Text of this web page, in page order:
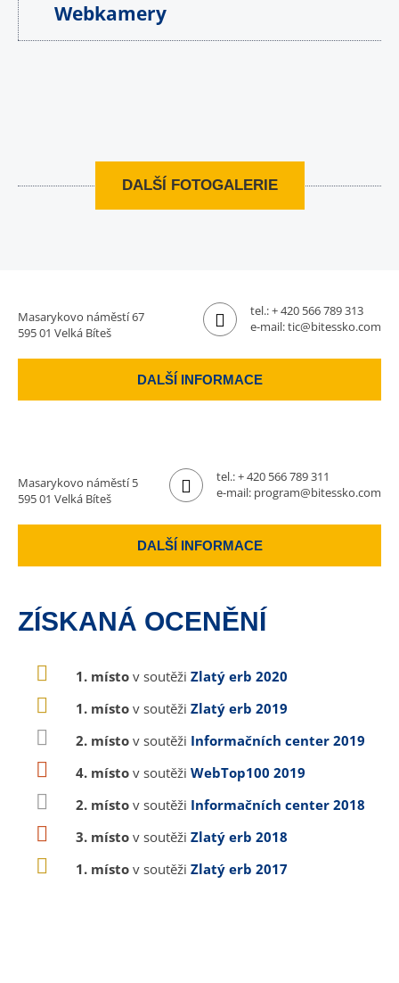
Webkamery
DALŠÍ FOTOGALERIE
Masarykovo náměstí 67
595 01 Velká Bíteš
tel.:+ 420 566 789 313
e-mail:tic@bitessko.com
DALŠÍ INFORMACE
Masarykovo náměstí 5
595 01 Velká Bíteš
tel.:+ 420 566 789 311
e-mail: program@bitessko.com
DALŠÍ INFORMACE
ZÍSKANÁ OCENĚNÍ
1. místo v soutěži Zlatý erb 2020
1. místo v soutěži Zlatý erb 2019
2. místo v soutěži Informačních center 2019
4. místo v soutěži WebTop100 2019
2. místo v soutěži Informačních center 2018
3. místo v soutěži Zlatý erb 2018
1. místo v soutěži Zlatý erb 2017